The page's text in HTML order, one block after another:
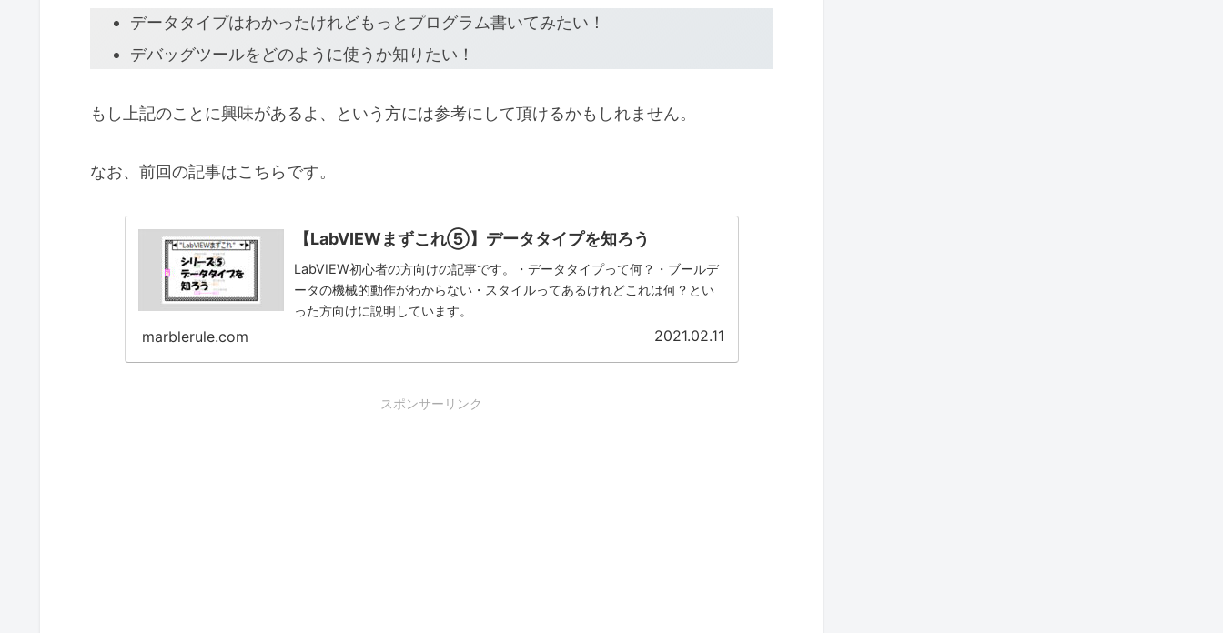
データタイプはわかったけれどもっとプログラム書いてみたい！
デバッグツールをどのように使うか知りたい！
もし上記のことに興味があるよ、という方には参考にして頂けるかもしれません。
なお、前回の記事はこちらです。
【LabVIEWまずこれ⑤】データタイプを知ろう
LabVIEW初心者の方向けの記事です。・データタイプって何？・ブールデ
ータの機械的動作がわからない・スタイルってあるけれどこれは何？とい
った方向けに説明しています。
marblerule.com 2021.02.11
スポンサーリンク